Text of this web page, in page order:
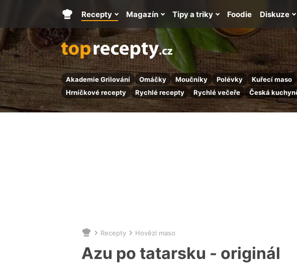
Akademie Grilování Omáčky Moučníky Polévky Kuřecí maso
Hrníčkové recepty
Rychlé recepty Rychlé večeře Česká
Hlavní
stránka
Recepty Magazín Tipy a triky Foodie Diskuze
Nacházíte
se
zde:
Recepty Hovězí maso
Azu po tatarsku - originál